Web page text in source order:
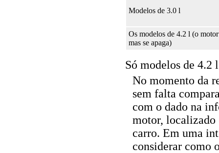
Modelos de 3.0 l
Os modelos de 4.2 l (o motor
mas se apaga)
Só modelos de 4.2
No momento da
sem falta
com o dado na
motor, localizado
carro. Em uma
considerar como